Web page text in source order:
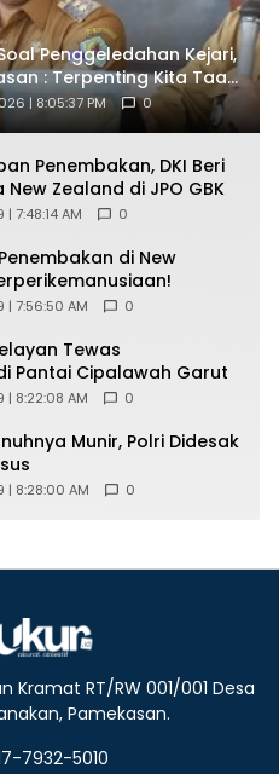
Penggeledahan Kejari,
: Terpenting Kita Taat
| 8:05:37 PM 0
Penembakan, DKI Beri
Zealand di JPO GBK
7:48:14 AM 0
di New
| 7:56:50 AM 0
Tewas
Pantai Cipalawah Garut
| 8:22:08 AM 0
Munir, Polri Didesak
| 8:28:00 AM 0
Kramat RT/RW 001/001 Desa
Pamekasan.
7932-5010